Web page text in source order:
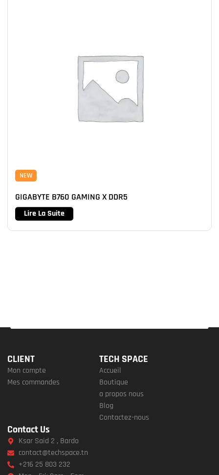
NEW
GIGABYTE B760 GAMING X DDR5
Lire La Suite
CLIENT
Mon compte
Mes commandes
TECH SPACE
Accueil
Boutique
a propos nous
Blog
Contactez-nous
Contact Us
Ksar Said 2 , Bardo
contact@techspace.tn
+216 25 803 232